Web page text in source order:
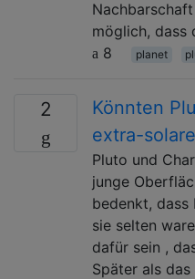
möglich, dass
8
planet
2
Könnten
extra-
Pluto und
junge
bedenkt, dass
sie selten
dafür sein ,
Später als das